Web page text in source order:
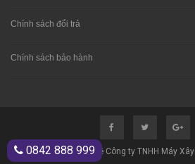
Chính sách đổi trả
Chính sách bảo hành
© Bản quyền thuộc về Công ty TNHH Máy
0842 888 999